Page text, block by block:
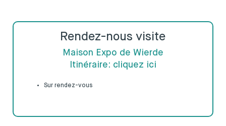
Rendez-nous visite
Maison Expo de Wierde
Itinéraire: cliquez ici
Sur rendez-vous